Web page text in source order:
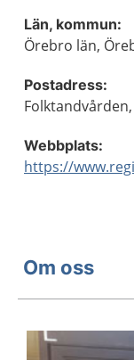
Län, kommun:
Örebro län,
Postadress:
Webbplats:
https://
Om oss